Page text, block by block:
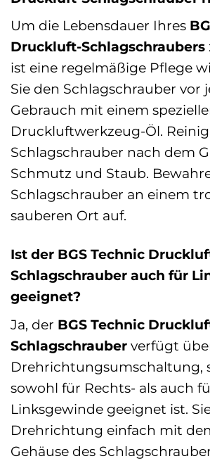
Um die Lebensdauer Ihres
Druckluft-Schlagschraubers
ist eine regelmäßige Pflege
Sie den Schlagschrauber vor
Gebrauch mit einem
Druckluftwerkzeug-Öl.
Schlagschrauber nach dem
Schmutz und Staub.
Schlagschrauber an einem
sauberen Ort auf.
Ist der BGS Technic
Schlagschrauber auch für
geeignet?
Ja, der BGS Technic
Schlagschrauber verfügt
Drehrichtungsumschaltung,
sowohl für Rechts- als auch
Linksgewinde geeignet ist.
Drehrichtung einfach mit
Gehäuse des